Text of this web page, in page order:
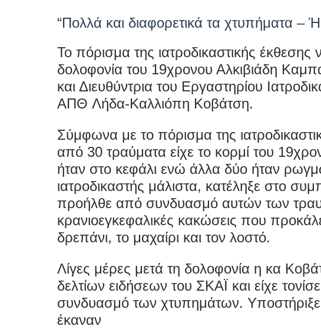
“Πολλά και διαφορετικά τα χτυπήματα –
To πόρισμα της ιατροδικαστικής έκθεσης
δολοφονία του 19χρονου Αλκιβιάδη
και Διευθύντρια του Εργαστηρίου
ΑΠΘ Λήδα-Καλλιόπη Κοβάτση.
Σύμφωνα με το πόρισμα της
από 30 τραύματα είχε το κορμί του
ήταν στο κεφάλι ενώ άλλα δύο ήταν
ιατροδικαστής μάλιστα, κατέληξε στο
προήλθε από συνδυασμό αυτών των
κρανιοεγκεφαλικές κακώσεις που
δρεπάνι, το μαχαίρι και τον λοστό.
Λίγες μέρες μετά τη δολοφονία η κα
δελτίων ειδήσεων του ΣΚΑΪ και είχε
συνδυασμό των χτυπημάτων. Υποστήριξε
έκαναν